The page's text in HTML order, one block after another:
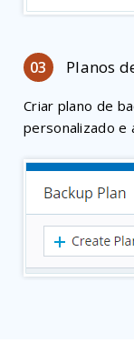
03 Planos
Criar plano de
personalizado e